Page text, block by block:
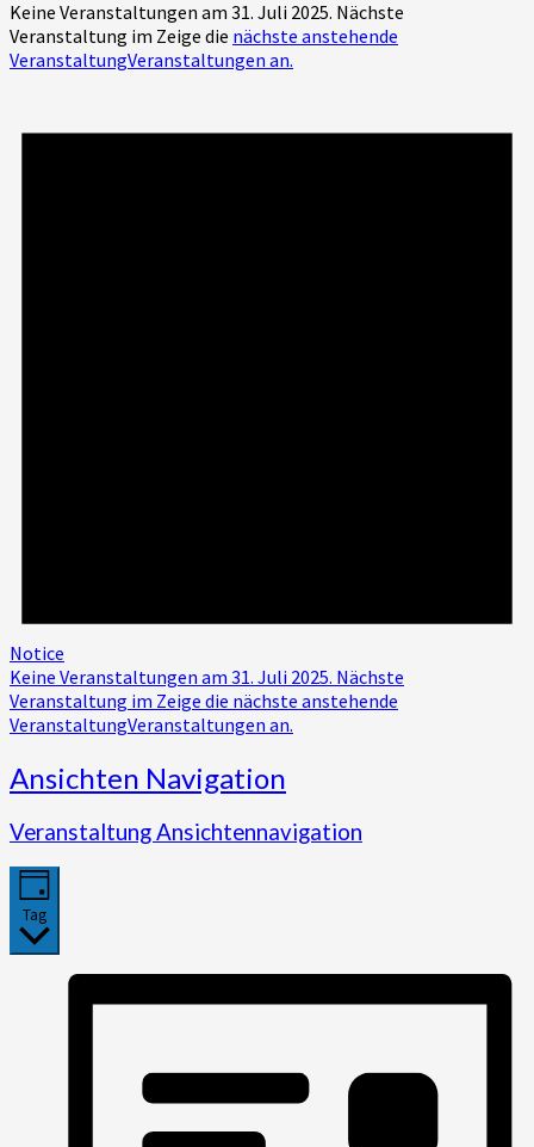
Keine Veranstaltungen am 31. Juli 2025. Nächste
Veranstaltung im Zeige die nächste anstehende
VeranstaltungVeranstaltungen an.
Notice
Keine Veranstaltungen am 31. Juli 2025. Nächste
Veranstaltung im Zeige die nächste anstehende
VeranstaltungVeranstaltungen an.
Ansichten Navigation
Veranstaltung Ansichtennavigation
Tag